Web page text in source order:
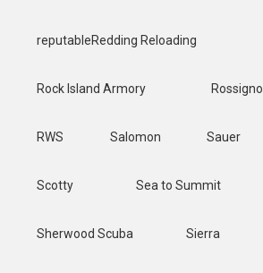
reputableRedding Reloading
Rock Island Armory Rossignol
RWS Salomon Sauer
Scotty Sea to Summit
Sherwood Scuba Sierra